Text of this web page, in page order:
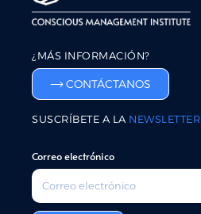
¿MÁS INFORMACIÓN?
CONTÁCTANOS
SUSCRÍBETE A LA NEWSLETTER
Correo electrónico